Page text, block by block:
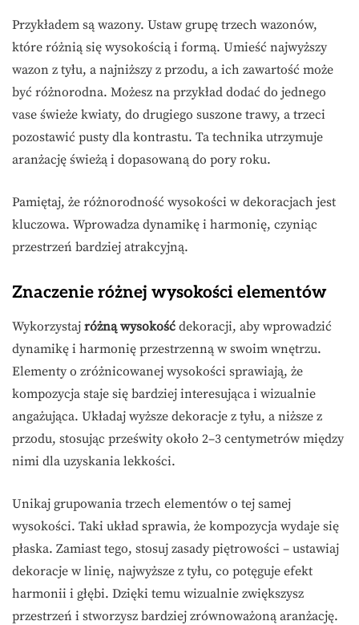
Przykładem są wazony. Ustaw grupę trzech wazonów,
które różnią się wysokością i formą. Umieść najwyższy
wazon z tyłu, a najniższy z przodu, a ich zawartość może
być różnorodna. Możesz na przykład dodać do jednego
vase świeże kwiaty, do drugiego suszone trawy, a trzeci
pozostawić pusty dla kontrastu. Ta technika utrzymuje
aranżację świeżą i dopasowaną do pory roku.
Pamiętaj, że różnorodność wysokości w dekoracjach jest
kluczowa. Wprowadza dynamikę i harmonię, czyniąc
przestrzeń bardziej atrakcyjną.
Znaczenie różnej wysokości elementów
Wykorzystaj różną wysokość dekoracji, aby wprowadzić
dynamikę i harmonię przestrzenną w swoim wnętrzu.
Elementy o zróżnicowanej wysokości sprawiają, że
kompozycja staje się bardziej interesująca i wizualnie
angażująca. Układaj wyższe dekoracje z tyłu, a niższe z
przodu, stosując prześwity około 2–3 centymetrów między
nimi dla uzyskania lekkości.
Unikaj grupowania trzech elementów o tej samej
wysokości. Taki układ sprawia, że kompozycja wydaje się
płaska. Zamiast tego, stosuj zasady piętrowości – ustawiaj
dekoracje w linię, najwyższe z tyłu, co potęguje efekt
harmonii i głębi. Dzięki temu wizualnie zwiększysz
przestrzeń i stworzysz bardziej zrównoważoną aranżację.